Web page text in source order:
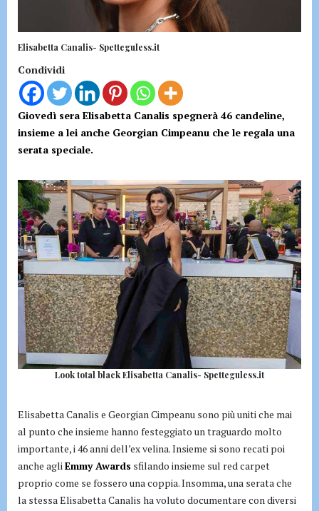
Elisabetta Canalis- Spetteguless.it
Condividi
Giovedì sera Elisabetta Canalis spegnerà 46 candeline,
insieme a lei anche Georgian Cimpeanu che le regala una
serata speciale.
Look total black Elisabetta Canalis- Spetteguless.it
Elisabetta Canalis e Georgian Cimpeanu sono più uniti che mai
al punto che insieme hanno festeggiato un traguardo molto
importante, i 46 anni dell’ex velina. Insieme si sono recati poi
anche agliEmmy Awards sfilando insieme sul red carpet
proprio come se fossero una coppia. Insomma, una serata che
la stessa Elisabetta Canalis ha voluto documentare con diversi